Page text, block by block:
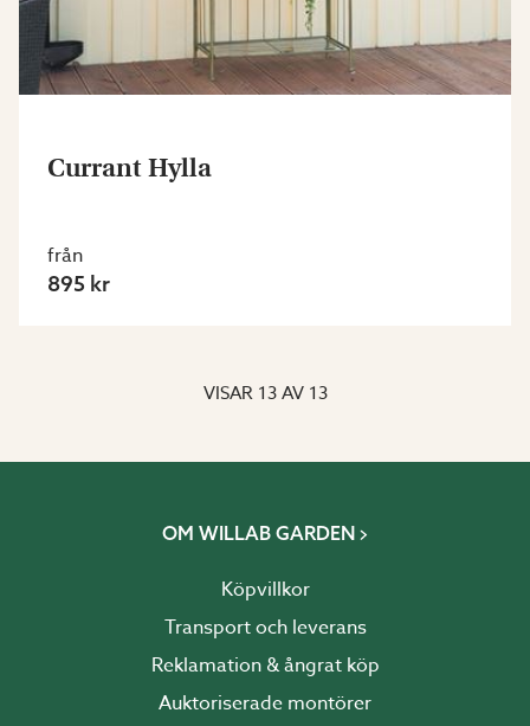
Currant Hylla
från
895 kr
VISAR 13 AV 13
OM WILLAB GARDEN
Köpvillkor
Transport och leverans
Reklamation & ångrat köp
Auktoriserade montörer